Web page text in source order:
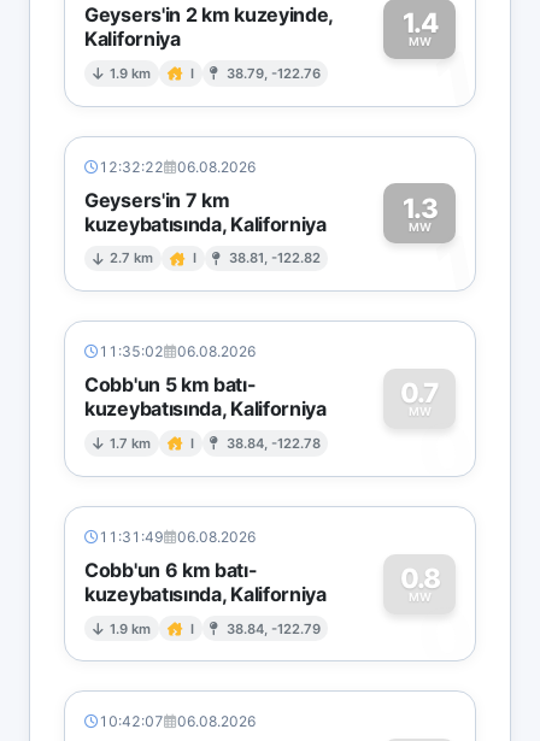
Geysers'in 2 km kuzeyinde,
Kaliforniya
1.9 km I 38.79, -122.76
1.4
MW1
12:32:22 06.08.2026
Geysers'in 7 km
kuzeybatısında, Kaliforniya
2.7 km I 38.81, -122.82
1.3
MW1
11:35:02 06.08.2026
Cobb'un 5 km batı-
kuzeybatısında, Kaliforniya
1.7 km I 38.84, -122.78
0.7
MW
0
11:31:49 06.08.2026
Cobb'un 6 km batı-
kuzeybatısında, Kaliforniya
1.9 km I 38.84, -122.79
0.8
MW
0
10:42:07 06.08.2026